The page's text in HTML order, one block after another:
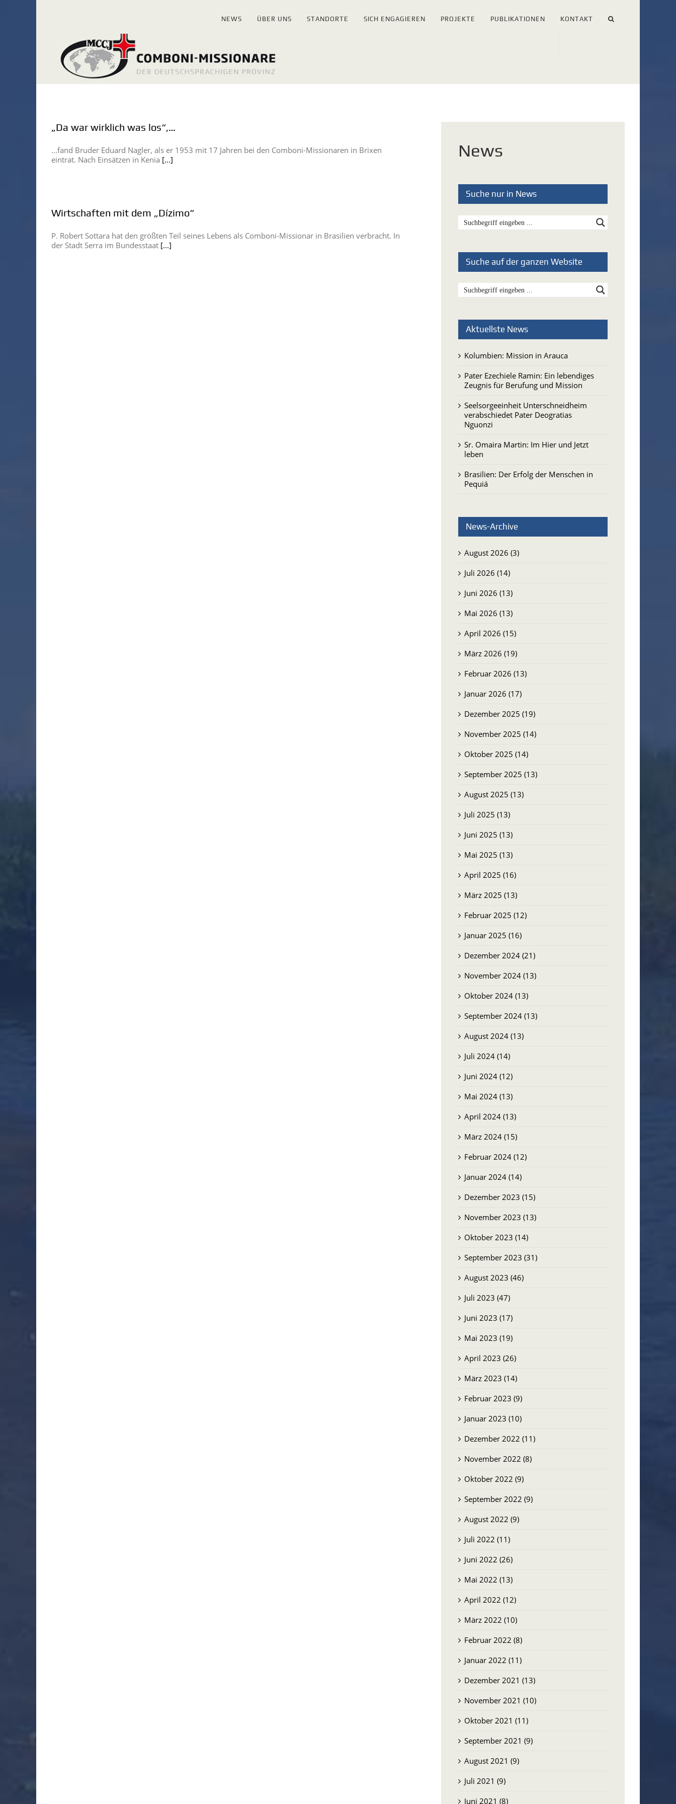
NEWS ÜBER UNS STANDORTE SICH ENGAGIEREN PROJEKTE PUBLIKATIONEN KONTAKT
„Da war wirklich was los“,…
...fand Bruder Eduard Nagler, als er 1953 mit 17 Jahren bei den Comboni-Missionaren in Brixen
eintrat. Nach Einsätzen in Kenia [...]
Wirtschaften mit dem „Dízimo“
P. Robert Sottara hat den größten Teil seines Lebens als Comboni-Missionar in Brasilien verbracht. In
der Stadt Serra im Bundesstaat [...]
News
Suche nur in News
Suche auf der ganzen Website
Aktuellste News
Kolumbien: Mission in Arauca
Pater Ezechiele Ramin: Ein lebendiges
Zeugnis für Berufung und Mission
Seelsorgeeinheit Unterschneidheim
verabschiedet Pater Deogratias
Nguonzi
Sr. Omaira Martin: Im Hier und Jetzt
leben
Brasilien: Der Erfolg der Menschen in
Pequiá
News-Archive
August 2026 (3)
Juli 2026 (14)
Juni 2026 (13)
Mai 2026 (13)
April 2026 (15)
März 2026 (19)
Februar 2026 (13)
Januar 2026 (17)
Dezember 2025 (19)
November 2025 (14)
Oktober 2025 (14)
September 2025 (13)
August 2025 (13)
Juli 2025 (13)
Juni 2025 (13)
Mai 2025 (13)
April 2025 (16)
März 2025 (13)
Februar 2025 (12)
Januar 2025 (16)
Dezember 2024 (21)
November 2024 (13)
Oktober 2024 (13)
September 2024 (13)
August 2024 (13)
Juli 2024 (14)
Juni 2024 (12)
Mai 2024 (13)
April 2024 (13)
März 2024 (15)
Februar 2024 (12)
Januar 2024 (14)
Dezember 2023 (15)
November 2023 (13)
Oktober 2023 (14)
September 2023 (31)
August 2023 (46)
Juli 2023 (47)
Juni 2023 (17)
Mai 2023 (19)
April 2023 (26)
März 2023 (14)
Februar 2023 (9)
Januar 2023 (10)
Dezember 2022 (11)
November 2022 (8)
Oktober 2022 (9)
September 2022 (9)
August 2022 (9)
Juli 2022 (11)
Juni 2022 (26)
Mai 2022 (13)
April 2022 (12)
März 2022 (10)
Februar 2022 (8)
Januar 2022 (11)
Dezember 2021 (13)
November 2021 (10)
Oktober 2021 (11)
September 2021 (9)
August 2021 (9)
Juli 2021 (9)
Juni 2021 (8)